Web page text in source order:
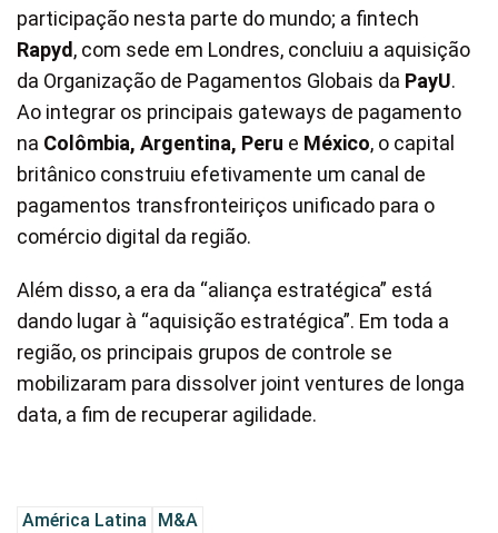
participação nesta parte do mundo; a fintech
Rapyd , com sede em Londres, concluiu a aquisição
da Organização de Pagamentos Globais da PayU.
Ao integrar os principais gateways de pagamento
na Colômbia, Argentina, Peru e México, o capital
britânico construiu efetivamente um canal de
pagamentos transfronteiriços unificado para o
comércio digital da região.
Além disso, a era da “aliança estratégica” está
dando lugar à “aquisição estratégica”. Em toda a
região, os principais grupos de controle se
mobilizaram para dissolver joint ventures de longa
data, a fim de recuperar agilidade.
América Latina M&A